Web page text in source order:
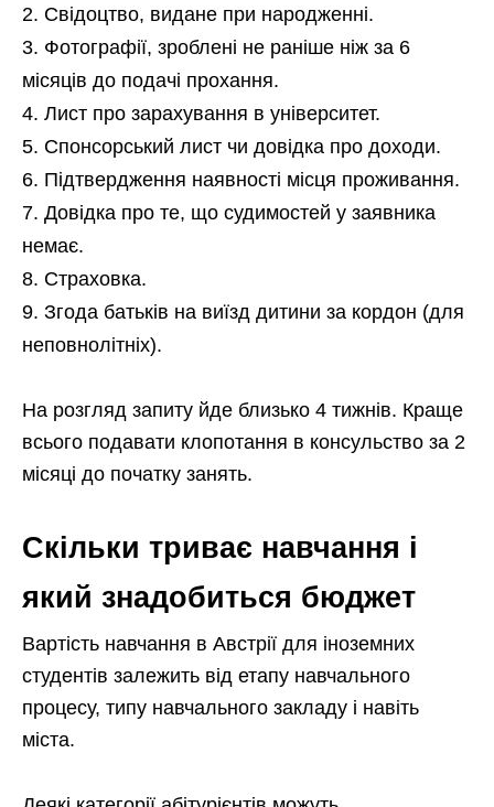
Свідоцтво, видане при народженні.
Фотографії, зроблені не раніше ніж за 6
місяців до подачі прохання.
Лист про зарахування в університет.
Спонсорський лист чи довідка про доходи.
Підтвердження наявності місця проживання.
Довідка про те, що судимостей у заявника
немає.
Страховка.
Згода батьків на виїзд дитини за кордон (для
неповнолітніх).
На розгляд запиту йде близько 4 тижнів. Краще
всього подавати клопотання в консульство за 2
місяці до початку занять.
Скільки триває навчання і
який знадобиться бюджет
Вартість навчання в Австрії для іноземних
студентів залежить від етапу навчального
процесу, типу навчального закладу і навіть
міста.